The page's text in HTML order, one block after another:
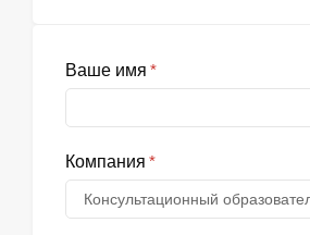
Ваше имя
Компания